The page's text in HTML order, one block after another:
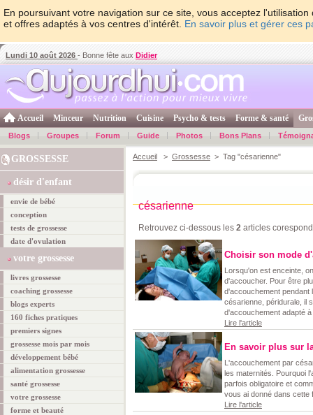
En poursuivant votre navigation sur ce site, vous acceptez
et offres adaptés à vos centres d'intérêt. En savoir plus et gérer ces
Lundi 10 août 2026 - Bonne fête aux Didier
Accueil Minceur Nutrition Cuisine Psycho & tests Forme & santé
Blogs Groupes Forum Guide Photos Bons Plans
GROSSESSE
désir d'enfant
envie de bébé
conception
tests de grossesse
date d'ovulation
votre grossesse
livres grossesse
coaching grossesse
blogs experts
160 fiches pratiques
premiers signes
grossesse mois par mois
développement bébé
alimentation grossesse
santé grossesse
votre grossesse
forme et beauté
Accueil > Grossesse > Tag "césarienne"
césarienne
Retrouvez ci-dessous les 2 articles
Choisir son mode
Lorsqu'on est enceinte,
d'accoucher. Pour être
d'accouchement pendant
césarienne, péridurale, il
d'accouchement adapté
Lire l'article
En savoir plus sur
L'accouchement par
les maternités. Pourquoi
parfois obligatoire et
vous ai donné dans cette
Lire l'article